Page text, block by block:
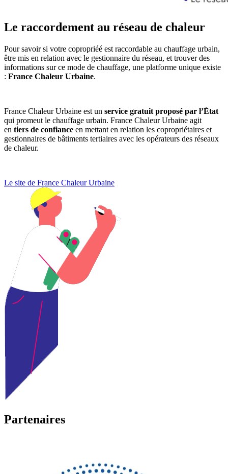
Le raccordement au réseau de chaleur
Pour savoir si votre copropriéé est raccordable au chauffage urbain,
être mis en relation avec le gestionnaire du réseau, et trouver des
informations sur ce mode de chauffage, une platforme unique existe
: France Chaleur Urbaine.
France Chaleur Urbaine est un service gratuit proposé par l’État
qui promeut le chauffage urbain. France Chaleur Urbaine agit
en tiers de confiance en mettant en relation les copropriétaires et
gestionnaires de bâtiments tertiaires avec les opérateurs des réseaux
de chaleur.
Le site de France Chaleur Urbaine
Partenaires